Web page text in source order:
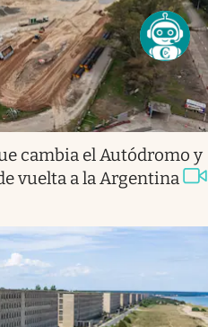
cambia el Autódromo y
vuelta a la Argentina